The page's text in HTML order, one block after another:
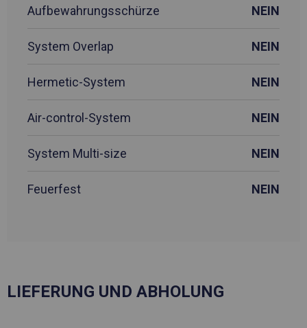
Aufbewahrungsschürze NEIN
System Overlap NEIN
Hermetic-System NEIN
Air-control-System NEIN
System Multi-size NEIN
Feuerfest NEIN
LIEFERUNG UND ABHOLUNG